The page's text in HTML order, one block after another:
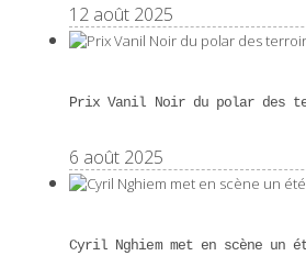
12 août 2025
Prix Vanil Noir du polar des
6 août 2025
Cyril Nghiem met en scène un